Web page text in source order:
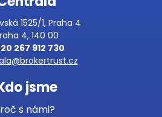
1525/1, Praha 4
4, 140 00
267 912 730
jsme
s námi?